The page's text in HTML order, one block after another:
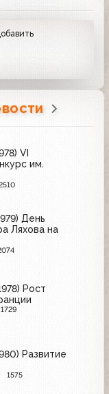
VI
им.
День
Ляхова на
Рост
1729
Развитие
1575